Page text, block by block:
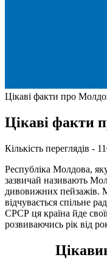
Цікаві факти про
Цікаві факти
Кількість переглядів -
Республіка Молдова,
зазвичай називають
дивовижних пейзажів.
відчувається спільне
СРСР ця країна йде
розвиваючись рік від